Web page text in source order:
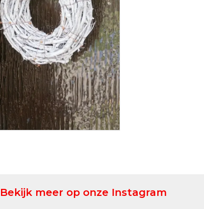
Bekijk meer op onze Instagram